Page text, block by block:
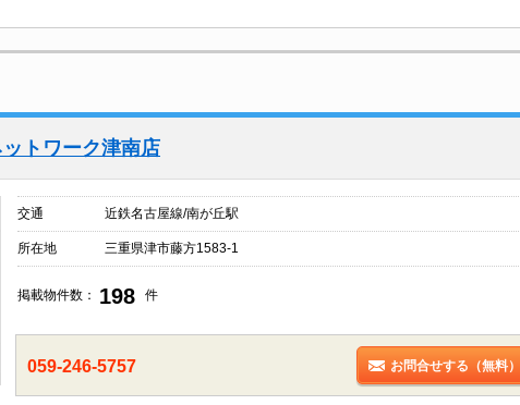
トワーク津南店
交通 近鉄名古屋線/南が丘駅
所在地 三重県津市藤方1583-1
掲載物件数： 198 件
059-246-5757 お問合せする（無料）